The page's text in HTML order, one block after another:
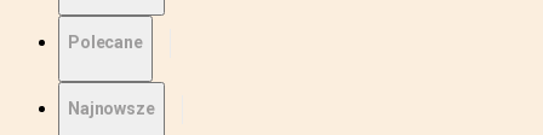
Polecane
Najnowsze